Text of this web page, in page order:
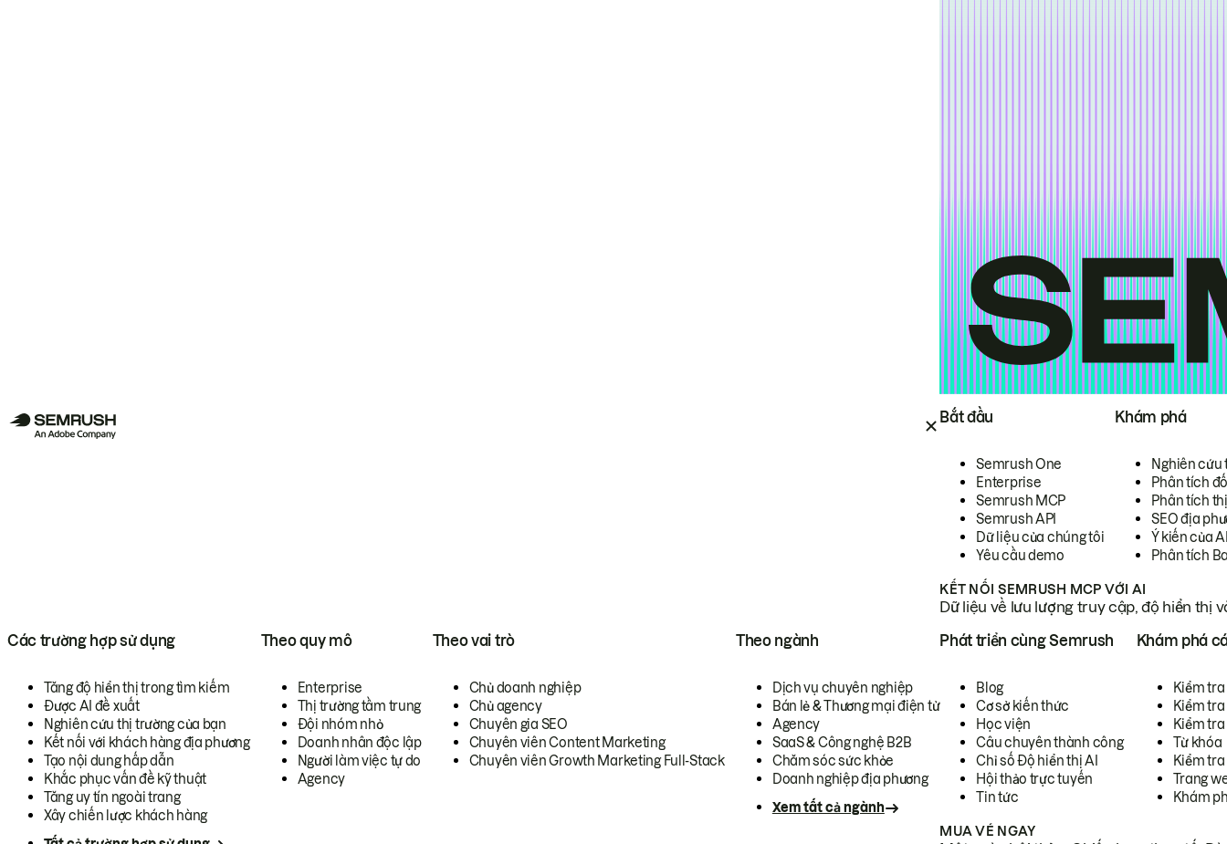
Bắt đầu
Semrush One
Enterprise
Semrush MCP
Semrush API
Dữ liệu của chúng tôi
Yêu cầu demo
Khám phá
Nghiên cứu
Phân tích
Phân tích
SEO địa
Ý kiến của
Phân tích
KẾT NỐI SEMRUSH MCP VỚI AI
Dữ liệu về lưu lượng truy cập, độ hiển thị
Các trường hợp sử dụng
Tăng độ hiển thị trong tìm kiếm
Được AI đề xuất
Nghiên cứu thị trường của bạn
Kết nối với khách hàng địa phương
Tạo nội dung hấp dẫn
Khắc phục vấn đề kỹ thuật
Tăng uy tín ngoài trang
Xây chiến lược khách hàng
Theo quy mô
Enterprise
Thị trường tầm trung
Đội nhóm nhỏ
Doanh nhân độc lập
Người làm việc tự do
Agency
Theo vai trò
Chủ doanh nghiệp
Chủ agency
Chuyên gia SEO
Chuyên viên Content Marketing
Chuyên viên Growth Marketing Full-Stack
Theo ngành
Dịch vụ chuyên nghiệp
Bán lẻ & Thương mại điện tử
Agency
SaaS & Công nghệ B2B
Chăm sóc sức khỏe
Doanh nghiệp địa phương
Xem tất cả ngành
Phát triển cùng Semrush
Blog
Cơ sở kiến thức
Học viện
Câu chuyên thành công
Chỉ số Độ hiển thị AI
Hội thảo trực tuyến
Tin tức
Khám phá
Kiểm
Kiểm tra
Kiểm
Từ khóa
Kiểm
Trang
Khám
MUA VÉ NGAY